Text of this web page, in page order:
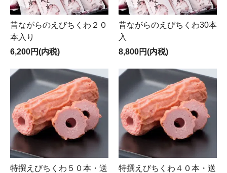
昔ながらのえびちくわ２０
本入り
6,200円(内税)
昔ながらのえびちくわ30本
入
8,800円(内税)
特撰えびちくわ５０本・送
特撰えびちくわ４０本・送